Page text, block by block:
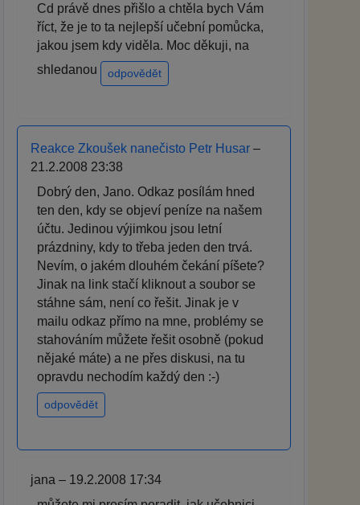
Cd právě dnes přišlo a chtěla bych Vám
říct, že je to ta nejlepší učební pomůcka,
jakou jsem kdy viděla. Moc děkuji, na
shledanou
odpovědět
Reakce Zkoušek nanečisto Petr Husar –
21.2.2008 23:38
Dobrý den, Jano. Odkaz posílám hned
ten den, kdy se objeví peníze na našem
účtu. Jedinou výjimkou jsou letní
prázdniny, kdy to třeba jeden den trvá.
Nevím, o jakém dlouhém čekání píšete?
Jinak na link stačí kliknout a soubor se
stáhne sám, není co řešit. Jinak je v
mailu odkaz přímo na mne, problémy se
stahováním můžete řešit osobně (pokud
nějaké máte) a ne přes diskusi, na tu
opravdu nechodím každý den :-)
odpovědět
jana – 19.2.2008 17:34